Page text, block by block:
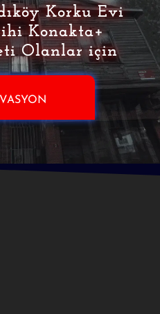
Korku Evi
Konakta+
Olanlar için